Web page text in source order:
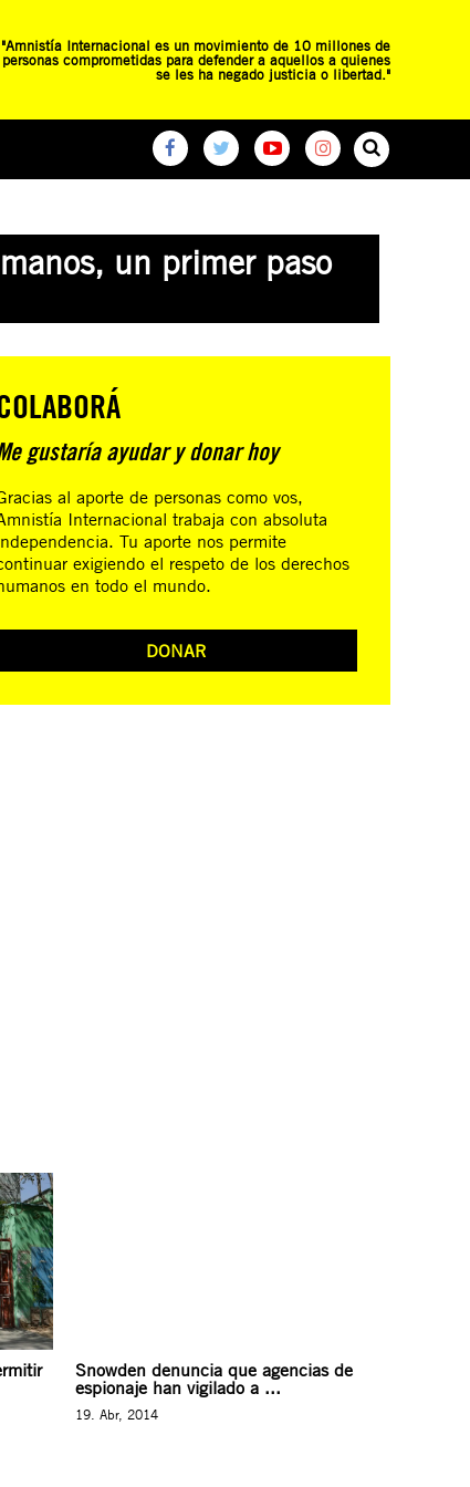
"Amnistía Internacional es un movimiento de 10 millones de
personas comprometidas para defender a aquellos a quienes
se les ha negado justicia o libertad."
un primer paso
gustaría ayudar y donar hoy
al aporte de personas como vos,
Internacional trabaja con absoluta
Tu aporte nos permite
exigiendo el respeto de los derechos
en todo el mundo.
DONAR
Snowden denuncia que agencias de
espionaje han vigilado a ...
19. Abr, 2014